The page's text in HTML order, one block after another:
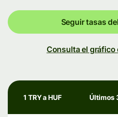
Seguir tasas
Consulta el gráfico
1 TRY a HUF Últimos